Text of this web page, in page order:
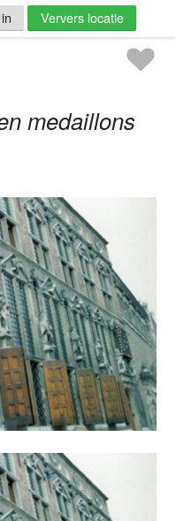
Ververs locatie
medaillons